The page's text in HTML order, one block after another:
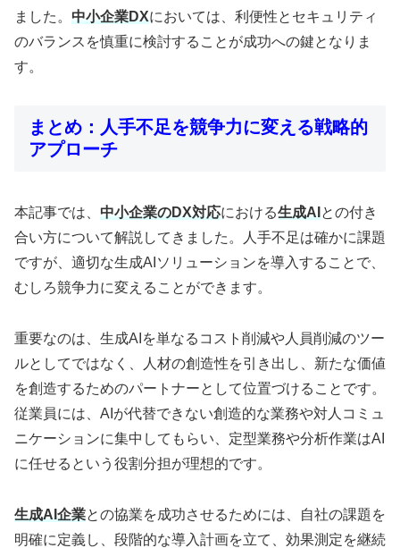
ました。 中小企業DXにおいては、利便性とセキュリティ
のバランスを慎重に検討することが成功への鍵となりま
す。
まとめ：人手不足を競争力に変える戦略的
アプローチ
本記事では、 中小企業のDX対応における生成AI との付き
合い方について解説してきました。人手不足は確かに課題
ですが、適切な生成AIソリューションを導入することで、
むしろ競争力に変えることができます。
重要なのは、生成AIを単なるコスト削減や人員削減のツー
ルとしてではなく、人材の創造性を引き出し、新たな価値
を創造するためのパートナーとして位置づけることです。
従業員には、AIが代替できない創造的な業務や対人コミュ
ニケーションに集中してもらい、定型業務や分析作業はAI
に任せるという役割分担が理想的です。
生成AI企業との協業を成功させるためには、自社の課題を
明確に定義し、段階的な導入計画を立て、効果測定を継続